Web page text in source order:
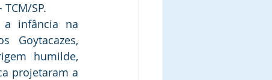
SP.
a infância na
Goytacazes,
humilde,
projetaram a